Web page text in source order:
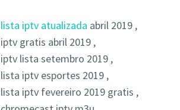
lista iptv atualizada abril 2019 ,
iptv gratis abril 2019 ,
iptv lista setembro 2019 ,
lista iptv esportes 2019 ,
lista iptv fevereiro 2019 gratis ,